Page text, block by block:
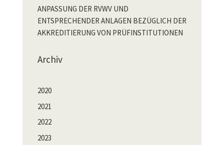
ANPASSUNG DER RVWV UND
ENTSPRECHENDER ANLAGEN BEZÜGLICH DER
AKKREDITIERUNG VON PRÜFINSTITUTIONEN
Archiv
2020
2021
2022
2023